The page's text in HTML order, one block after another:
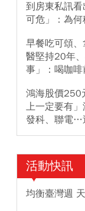
到房東私訊
可危」：為何
早餐吃可頌
醫堅持20年
事」：喝咖
鴻海股價250
上一定要有
發科、聯電…
活動快訊
均衡臺灣週